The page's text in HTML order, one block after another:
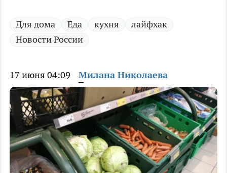
Для дома Еда кухня
лайфхак
Новости России
17 июня 04:09 Милана Николаева